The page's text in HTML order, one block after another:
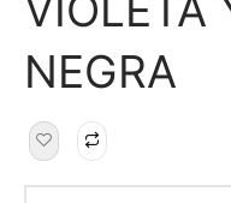
NEGRA